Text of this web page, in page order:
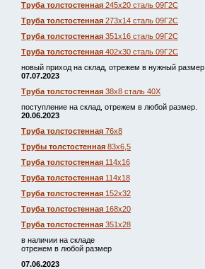
Труба толстостенная 245х20 сталь 09Г2С
Труба толстостенная 273х14 сталь 09Г2С
Труба толстостенная 351х16 сталь 09Г2С
Труба толстостенная 402х30 сталь 09Г2С
новый приход на склад, отрежем в нужный размер.
07.07.2023
Труба толстостенная 38х8 сталь 40Х
поступление на склад, отрежем в любой размер.
20.06.2023
Труба толстостенная 76х8
Трубы толстостенная 83х6,5
Труба толстостенная 114х16
Труба толстостенная 114х18
Труба толстостенная 152х32
Труба толстостенная 168х20
Труба толстостенная 351х28
в наличии на складе
отрежем в любой размер
07.06.2023